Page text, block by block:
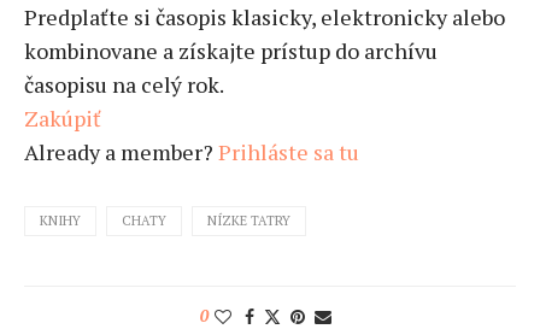
Predplaťte si časopis klasicky, elektronicky alebo
kombinovane a získajte prístup do archívu
časopisu na celý rok.
Zakúpiť
Already a member? Prihláste sa tu
KNIHY CHATY NÍZKE TATRY
0